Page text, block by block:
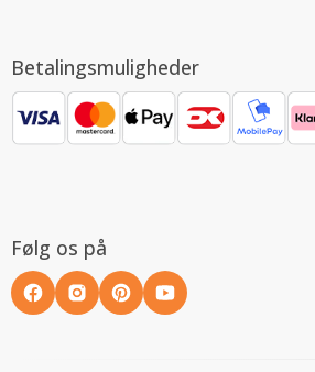
Betalingsmuligheder
Følg os på